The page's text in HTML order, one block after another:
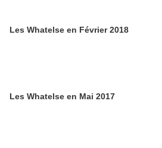
Les Whatelse en Février 2018
Les Whatelse en Mai 2017